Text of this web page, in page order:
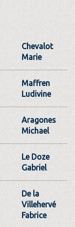
Chevalot
Marie
Maffren
Ludivine
Aragones
Michael
Le Doze
Gabriel
De la
Villehervé
Fabrice